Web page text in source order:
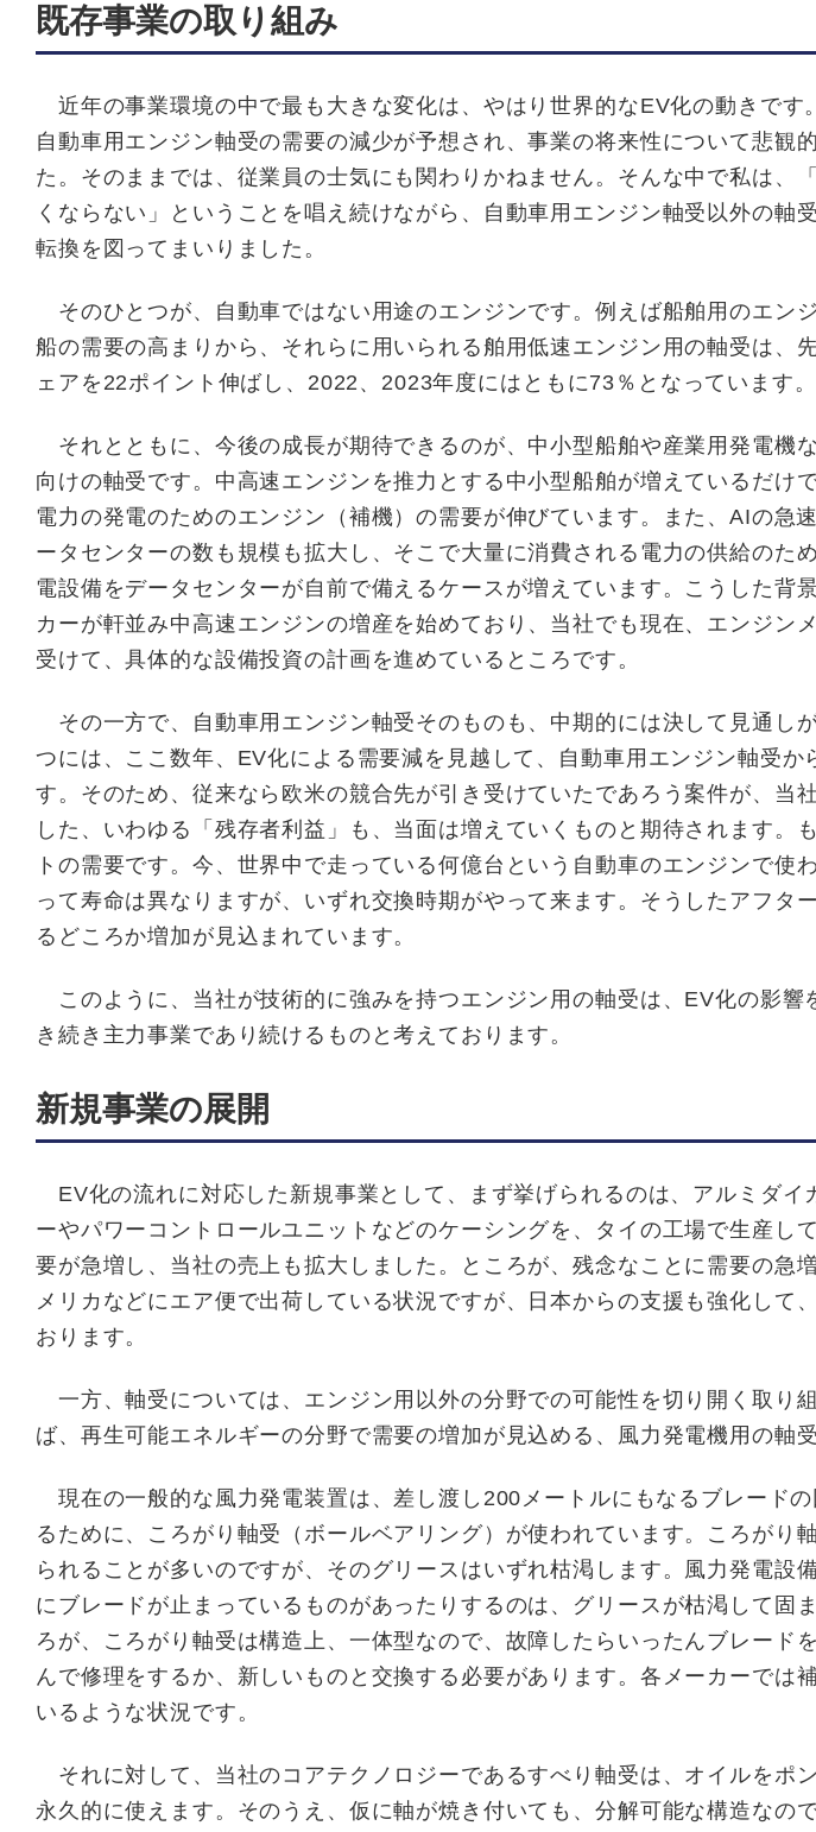
既存事業の取り組み
近年の事業環境の中で最も大きな変化は、やはり世界的なEV化の動きです
自動車用エンジン軸受の需要の減少が予想され、事業の将来性について悲観
た。そのままでは、従業員の士気にも関わりかねません。そんな中で私は、
くならない」ということを唱え続けながら、自動車用エンジン軸受以外の軸
転換を図ってまいりました。
そのひとつが、自動車ではない用途のエンジンです。例えば船舶用のエン
船の需要の高まりから、それらに用いられる舶用低速エンジン用の軸受は、
ェアを22ポイント伸ばし、2022、2023年度にはともに73％となっています。
それとともに、今後の成長が期待できるのが、中小型船舶や産業用発電機
向けの軸受です。中高速エンジンを推力とする中小型船舶が増えているだけ
電力の発電のためのエンジン（補機）の需要が伸びています。また、AIの急
ータセンターの数も規模も拡大し、そこで大量に消費される電力の供給のた
電設備をデータセンターが自前で備えるケースが増えています。こうした背
カーが軒並み中高速エンジンの増産を始めており、当社でも現在、エンジン
受けて、具体的な設備投資の計画を進めているところです。
その一方で、自動車用エンジン軸受そのものも、中期的には決して見通し
つには、ここ数年、EV化による需要減を見越して、自動車用エンジン軸受か
す。そのため、従来なら欧米の競合先が引き受けていたであろう案件が、当
した、いわゆる「残存者利益」も、当面は増えていくものと期待されます。
トの需要です。今、世界中で走っている何億台という自動車のエンジンで使
って寿命は異なりますが、いずれ交換時期がやって来ます。そうしたアフタ
るどころか増加が見込まれています。
このように、当社が技術的に強みを持つエンジン用の軸受は、EV化の影響
き続き主力事業であり続けるものと考えております。
新規事業の展開
EV化の流れに対応した新規事業として、まず挙げられるのは、アルミダイ
ーやパワーコントロールユニットなどのケーシングを、タイの工場で生産し
要が急増し、当社の売上も拡大しました。ところが、残念なことに需要の急
メリカなどにエア便で出荷している状況ですが、日本からの支援も強化して
おります。
一方、軸受については、エンジン用以外の分野での可能性を切り開く取り
ば、再生可能エネルギーの分野で需要の増加が見込める、風力発電機用の軸受
現在の一般的な風力発電装置は、差し渡し200メートルにもなるブレードの
るために、ころがり軸受（ボールベアリング）が使われています。ころがり
られることが多いのですが、そのグリースはいずれ枯渇します。風力発電設
にブレードが止まっているものがあったりするのは、グリースが枯渇して固
ろが、ころがり軸受は構造上、一体型なので、故障したらいったんブレード
んで修理をするか、新しいものと交換する必要があります。各メーカーでは
いるような状況です。
それに対して、当社のコアテクノロジーであるすべり軸受は、オイルをポ
永久的に使えます。そのうえ、仮に軸が焼き付いても、分解可能な構造なの